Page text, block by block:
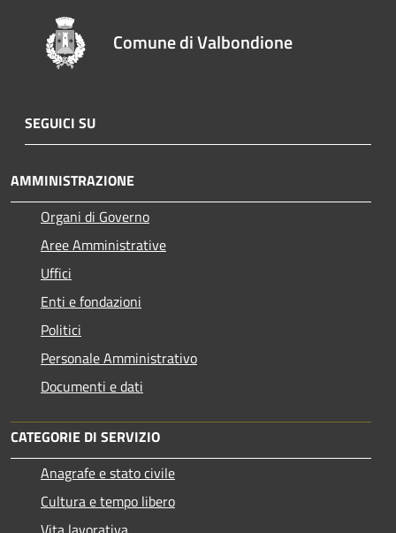
Comune di Valbondione
SEGUICI SU
AMMINISTRAZIONE
Organi di Governo
Aree Amministrative
Uffici
Enti e fondazioni
Politici
Personale Amministrativo
Documenti e dati
CATEGORIE DI SERVIZIO
Anagrafe e stato civile
Cultura e tempo libero